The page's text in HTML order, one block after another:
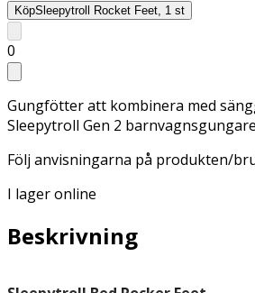
KöpSleepytroll Rocket Feet, 1 st
0
Gungfötter att kombinera med
Sleepytroll Gen 2
Följ anvisningarna på produkten/
I lager online
Beskrivning